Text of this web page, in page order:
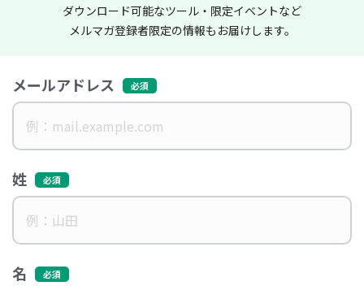
ダウンロード可能なツール・限定イベントなど
メルマガ登録者限定の情報もお届けします。
メールアドレス
姓
名